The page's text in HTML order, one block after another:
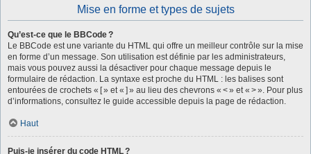
Mise en forme et types de sujets
Qu’est-ce que le BBCode ?
Le BBCode est une variante du HTML qui offre un meilleur contrôle sur la mise
en forme d’un message. Son utilisation est définie par les administrateurs,
mais vous pouvez aussi la désactiver pour chaque message depuis le
formulaire de rédaction. La syntaxe est proche du HTML : les balises sont
entourées de crochets « [ » et « ] » au lieu des chevrons « < » et « > ». Pour plus
d’informations, consultez le guide accessible depuis la page de rédaction.
Haut
Puis-je insérer du code HTML ?